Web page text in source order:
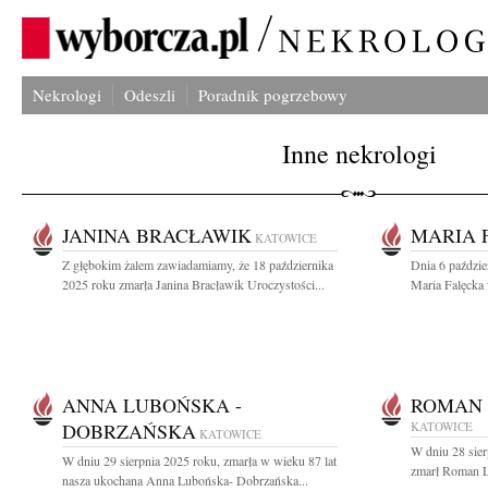
Nekrologi Odeszli Poradnik pogrzebowy
Inne nekrologi
JANINA BRACŁAWIK KATOWICE
Z głębokim żalem zawiadamiamy, że 18 października
2025 roku zmarła Janina Bracławik Uroczystości...
MARIA
Dnia 6
Maria Falęcka
ANNA LUBOŃSKA -
DOBRZAŃSKA KATOWICE
W dniu 29 sierpnia 2025 roku, zmarła w wieku 87 lat
nasza ukochana Anna Lubońska- Dobrzańska...
ROMAN
KATOWICE
W dniu 28
zmarł